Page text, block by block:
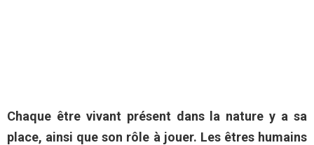
Chaque être vivant présent dans la nature y a sa
place, ainsi que son rôle à jouer. Les êtres humains